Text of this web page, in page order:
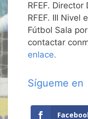
RFEF.
RFEF. III Nivel
Fútbol Sala
contactar
enlace.
Sígueme en